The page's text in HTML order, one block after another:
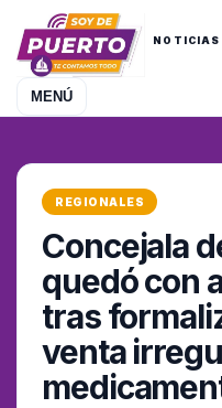
NOTICIAS
MENÚ
REGIONALES
Concejala
quedó con
tras
venta